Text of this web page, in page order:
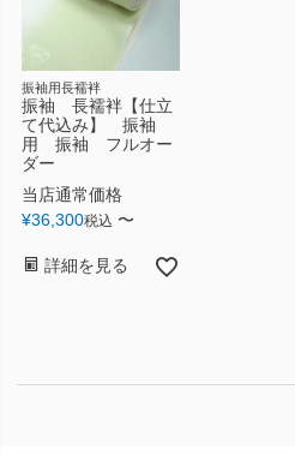
振袖用長襦袢
振袖 長襦袢【仕立
て代込み】 振袖
用 振袖 フルオー
ダー
当店通常価格
¥36,300税込 〜
詳細を見る